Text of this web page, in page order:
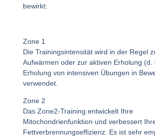
bewirkt:
Zone 1
Die Trainingsintensität wird in der Regel
Aufwärmen oder zur aktiven Erholung (d.
Erholung von intensiven Übungen in
verwendet.
Zone 2
Das Zone2-Training entwickelt Ihre
Mitochondrienfunktion und verbessert
Fettverbrennungseffizienz. Es ist sehr